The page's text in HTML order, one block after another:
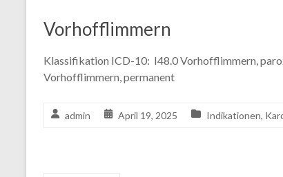
Vorhofflimmern
Klassifikation ICD-10: I48.0 Vorhofflimmern,
Vorhofflimmern, permanent
admin April 19, 2025 Indikationen,